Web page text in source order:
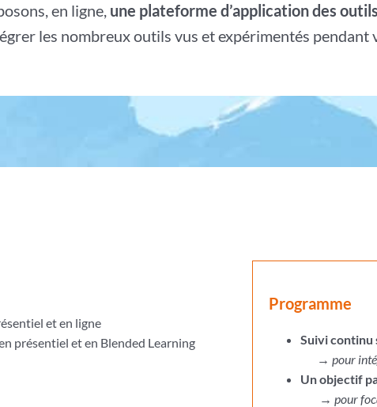
en ligne, une plateforme d’application des
les nombreux outils vus et expérimentés
et en ligne
présentiel et en Blended Learning
Programme
Suivi continu
→ pour
Un objectif
→ pour